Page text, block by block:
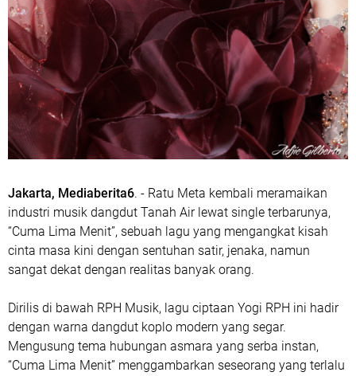
Jakarta, Mediaberita6. - Ratu Meta kembali meramaikan
industri musik dangdut Tanah Air lewat single terbarunya,
“Cuma Lima Menit”, sebuah lagu yang mengangkat kisah
cinta masa kini dengan sentuhan satir, jenaka, namun
sangat dekat dengan realitas banyak orang.
Dirilis di bawah RPH Musik, lagu ciptaan Yogi RPH ini hadir
dengan warna dangdut koplo modern yang segar.
Mengusung tema hubungan asmara yang serba instan,
“Cuma Lima Menit” menggambarkan seseorang yang terlalu